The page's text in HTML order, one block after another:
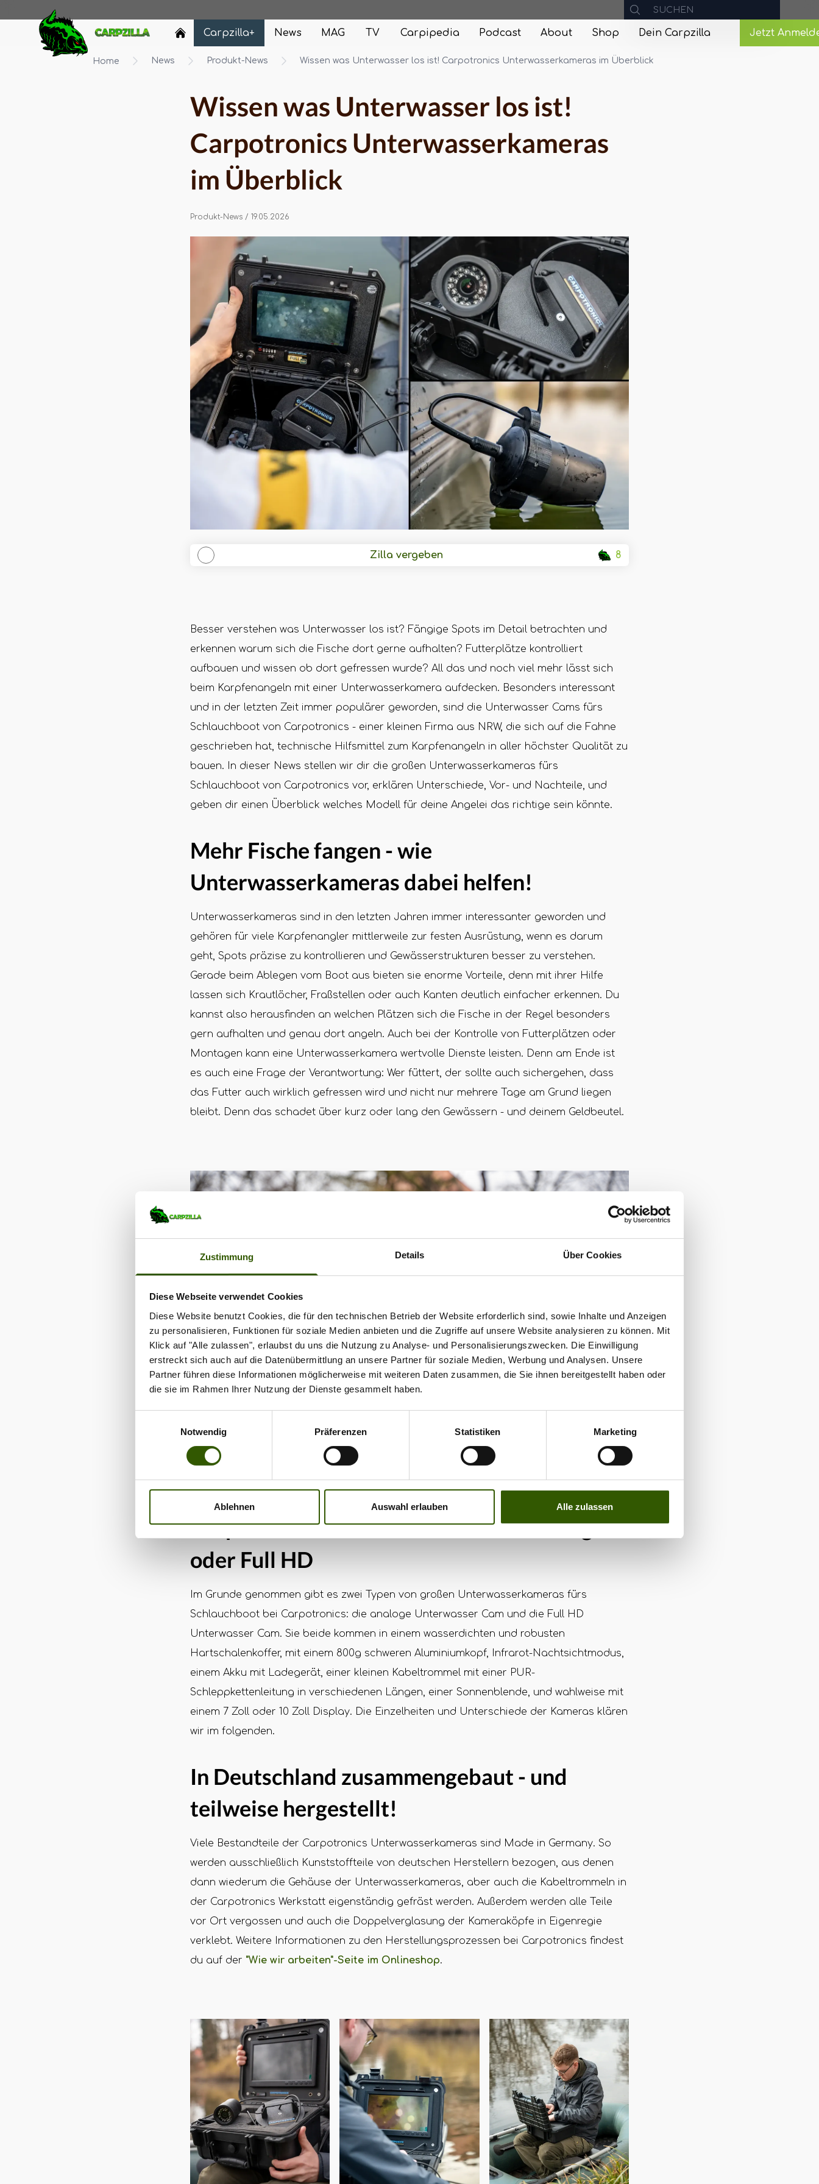
Zustimmung Details Über Cookies
Diese Webseite verwendet Cookies
Diese Website benutzt Cookies, die für den technischen Betrieb der Website erforderlich sind, sowie Inhalte und Anzeigen
zu personalisieren, Funktionen für soziale Medien anbieten und die Zugriffe auf unsere Website analysieren zu können. Mit
Klick auf "Alle zulassen", erlaubst du uns die Nutzung zu Analyse- und Personalisierungszwecken. Die Einwilligung
erstreckt sich auch auf die Datenübermittlung an unsere Partner für soziale Medien, Werbung und Analysen. Unsere
Partner führen diese Informationen möglicherweise mit weiteren Daten zusammen, die Sie ihnen bereitgestellt haben oder
die sie im Rahmen Ihrer Nutzung der Dienste gesammelt haben.
Notwendig
Präferenzen Statistiken Marketing
Ablehnen Auswahl erlauben Alle zulassen
Carpzilla Carpzilla+ News MAG TV Carpipedia Podcast About Shop Dein Carpzilla Jetzt
Home News Produkt-News Wissen was Unterwasser los ist! Carpotronics Unterwasserkameras im Überblick
Produkt-News / 19.05.2026
Wissen was Unterwasser los ist!
Carpotronics Unterwasserkameras
im Überblick
Zilla vergeben 8
Besser verstehen was Unterwasser los ist? Fängige Spots im Detail betrachten und
erkennen warum sich die Fische dort gerne aufhalten? Futterplätze kontrolliert
aufbauen und wissen ob dort gefressen wurde? All das und noch viel mehr lässt sich
beim Karpfenangeln mit einer Unterwasserkamera aufdecken. Besonders interessant
und in der letzten Zeit immer populärer geworden, sind die Unterwasser Cams fürs
Schlauchboot von Carpotronics - einer kleinen Firma aus NRW, die sich auf die Fahne
geschrieben hat, technische Hilfsmittel zum Karpfenangeln in aller höchster Qualität zu
bauen. In dieser News stellen wir dir die großen Unterwasserkameras fürs
Schlauchboot von Carpotronics vor, erklären Unterschiede, Vor- und Nachteile, und
geben dir einen Überblick welches Modell für deine Angelei das richtige sein könnte.
Mehr Fische fangen - wie
Unterwasserkameras dabei helfen!
Unterwasserkameras sind in den letzten Jahren immer interessanter geworden und
gehören für viele Karpfenangler mittlerweile zur festen Ausrüstung, wenn es darum
geht, Spots präzise zu kontrollieren und Gewässerstrukturen besser zu verstehen.
Gerade beim Ablegen vom Boot aus bieten sie enorme Vorteile, denn mit ihrer Hilfe
lassen sich Krautlöcher, Fraßstellen oder auch Kanten deutlich einfacher erkennen. Du
kannst also herausfinden an welchen Plätzen sich die Fische in der Regel besonders
gern aufhalten und genau dort angeln. Auch bei der Kontrolle von Futterplätzen oder
Montagen kann eine Unterwasserkamera wertvolle Dienste leisten. Denn am Ende ist
es auch eine Frage der Verantwortung: Wer füttert, der sollte auch sichergehen, dass
das Futter auch wirklich gefressen wird und nicht nur mehrere Tage am Grund liegen
bleibt. Denn das schadet über kurz oder lang den Gewässern - und deinem Geldbeutel.
Carpotronics Unterwasser Cams - Analog
oder Full HD
Im Grunde genommen gibt es zwei Typen von großen Unterwasserkameras fürs
Schlauchboot bei Carpotronics: die analoge Unterwasser Cam und die Full HD
Unterwasser Cam. Sie beide kommen in einem wasserdichten und robusten
Hartschalenkoffer, mit einem 800g schweren Aluminiumkopf, Infrarot-Nachtsichtmodus,
einem Akku mit Ladegerät, einer kleinen Kabeltrommel mit einer PUR-
Schleppkettenleitung in verschiedenen Längen, einer Sonnenblende, und wahlweise mit
einem 7 Zoll oder 10 Zoll Display. Die Einzelheiten und Unterschiede der Kameras klären
wir im folgenden.
In Deutschland zusammengebaut - und
teilweise hergestellt!
Viele Bestandteile der Carpotronics Unterwasserkameras sind Made in Germany. So
werden ausschließlich Kunststoffteile von deutschen Herstellern bezogen, aus denen
dann wiederum die Gehäuse der Unterwasserkameras, aber auch die Kabeltrommeln in
der Carpotronics Werkstatt eigenständig gefräst werden. Außerdem werden alle Teile
vor Ort vergossen und auch die Doppelverglasung der Kameraköpfe in Eigenregie
verklebt. Weitere Informationen zu den Herstellungsprozessen bei Carpotronics findest
du auf der "Wie wir arbeiten"-Seite im Onlineshop.